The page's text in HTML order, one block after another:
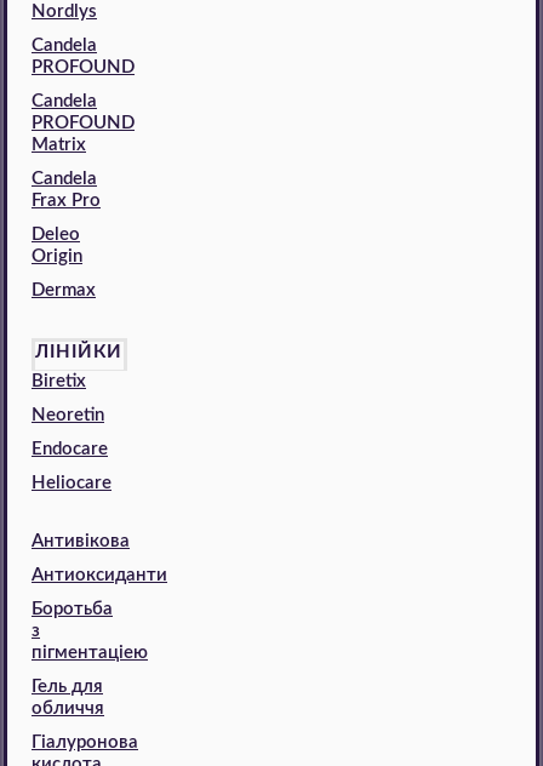
Nordlys
Candela
PROFOUND
Candela
PROFOUND
Matrix
Candela
Frax Pro
Deleo
Origin
Dermax
ЛІНІЙКИ
Biretix
Neoretin
Endocare
Heliocare
Антивікова
Антиоксиданти
Боротьба
з
пігментаціею
Гель для
обличчя
Гіалуронова